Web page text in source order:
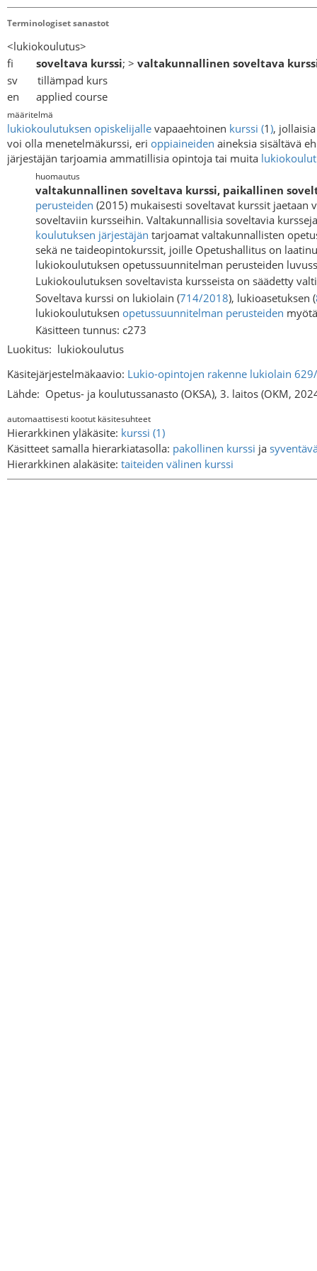
Terminologiset sanastot
<lukiokoulutus>
fi soveltava kurssi; > valtakunnallinen soveltava
sv tillämpad kurs
en applied course
määritelmä
lukiokoulutuksen opiskelijalle vapaaehtoinen kurssi (1),
voi olla menetelmäkurssi, eri oppiaineiden aineksia sisältävä
järjestäjän tarjoamia ammatillisia opintoja tai muita
huomautus
valtakunnallinen soveltava kurssi, paikallinen
perusteiden (2015) mukaisesti soveltavat kurssit
soveltaviin kursseihin. Valtakunnallisia soveltavia
koulutuksen järjestäjän tarjoamat valtakunnallisten
sekä ne taideopintokurssit, joille Opetushallitus on
lukiokoulutuksen opetussuunnitelman perusteiden
Lukiokoulutuksen soveltavista kursseista on säädetty
Soveltava kurssi on lukiolain (714/2018), lukioasetuksen (
lukiokoulutuksen opetussuunnitelman perusteiden
Käsitteen tunnus: c273
Luokitus: lukiokoulutus
Käsitejärjestelmäkaavio: Lukio-opintojen rakenne lukiolain
Lähde: Opetus- ja koulutussanasto (OKSA), 3. laitos (OKM,
automaattisesti kootut käsitesuhteet
Hierarkkinen yläkäsite: kurssi (1)
Käsitteet samalla hierarkiatasolla: pakollinen kurssi ja
Hierarkkinen alakäsite: taiteiden välinen kurssi